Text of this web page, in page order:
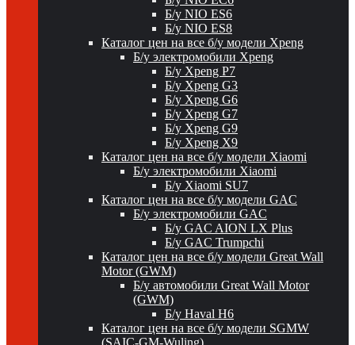
Б/у NIO ES6
Б/у NIO ES8
Каталог цен на все б/у модели Xpeng
Б/у электромобили Xpeng
Б/у Xpeng P7
Б/у Xpeng G3
Б/у Xpeng G6
Б/у Xpeng G7
Б/у Xpeng G9
Б/у Xpeng X9
Каталог цен на все б/у модели Xiaomi
Б/у электромобили Xiaomi
Б/у Xiaomi SU7
Каталог цен на все б/у модели GAC
Б/у электромобили GAC
Б/у GAC AION LX Plus
Б/у GAC Trumpchi
Каталог цен на все б/у модели Great Wall
Motor (GWM)
Б/у автомобили Great Wall Motor
(GWM)
Б/у Haval H6
Каталог цен на все б/у модели SGMW
(SAIC-GM-Wuling)